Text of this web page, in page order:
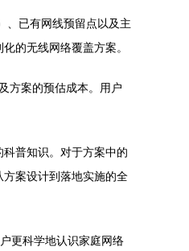
、已有网线预留点以及主
的无线网络覆盖方案。
方案的预估成本。用户
普知识。对于方案中的
案设计到落地实施的全
更科学地认识家庭网络